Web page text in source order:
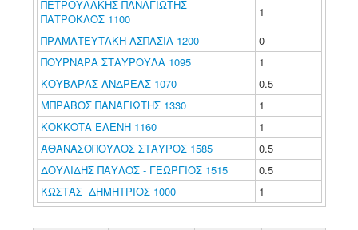
ΠΕΤΡΟΥΛΑΚΗΣ ΠΑΝΑΓΙΩΤΗΣ -
ΠΑΤΡΟΚΛΟΣ 1100
1
ΠΡΑΜΑΤΕΥΤΑΚΗ ΑΣΠΑΣΙΑ 1200
0
ΠΟΥΡΝΑΡΑ ΣΤΑΥΡΟΥΛΑ 1095
1
ΚΟΥΒΑΡΑΣ ΑΝΔΡΕΑΣ 1070
0.5
ΜΠΡΑΒΟΣ ΠΑΝΑΓΙΩΤΗΣ 1330
1
ΚΟΚΚΟΤΑ ΕΛΕΝΗ 1160
1
ΑΘΑΝΑΣΟΠΟΥΛΟΣ ΣΤΑΥΡΟΣ 1585
0.5
ΔΟΥΛΙΔΗΣ ΠΑΥΛΟΣ - ΓΕΩΡΓΙΟΣ 1515
0.5
ΚΩΣΤΑΣ ΔΗΜΗΤΡΙΟΣ 1000
1